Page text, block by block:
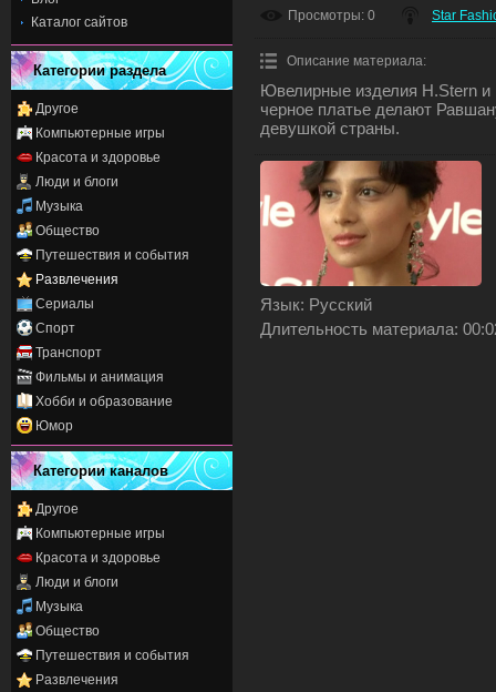
Каталог сайтов
Категории раздела
Другое
Компьютерные игры
Красота и здоровье
Люди и блоги
Музыка
Общество
Путешествия и события
Развлечения
Сериалы
Спорт
Транспорт
Фильмы и анимация
Хобби и образование
Юмор
Категории каналов
Другое
Компьютерные игры
Красота и здоровье
Люди и блоги
Музыка
Общество
Путешествия и события
Развлечения
Просмотры: 0 Star
Описание материала:
Ювелирные изделия H.Stern и
черное платье делают
девушкой страны.
Язык: Русский
Длительность материала: